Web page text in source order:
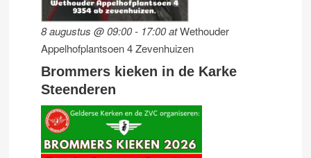
8 augustus @ 09:00- 17:00atWethouder
Appelhofplantsoen 4 Zevenhuizen
Brommers kieken in de Karke
Steenderen